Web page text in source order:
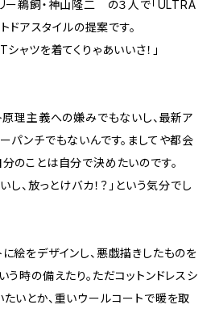
ー鵜飼・神山隆二 の３人で「ULTRA
ドアスタイルの提案です。
ャツを着てくりゃあいいさ！」
原理主義への嫌みでもないし、最新ア
パンチでもないんです。ましてや都会
のことは自分で決めたいのです。
し、放っとけバカ！？」という気分でし
絵をデザインし、悪戯描きしたものを
う時の備えたり。ただコットンドレスシ
いとか、重いウールコートで暖を取